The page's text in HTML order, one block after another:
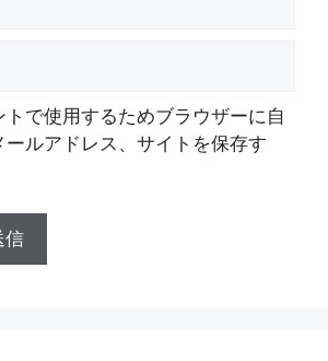
トで使用するためブラウザーに自
ールアドレス、サイトを保存す